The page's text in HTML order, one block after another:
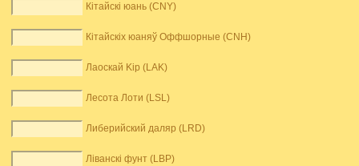
Кітайскі юань (CNY)
Кітайскіх юаняў Оффшорные (CNH)
Лаоскай Kip (LAK)
Лесота Лоти (LSL)
Либерийский даляр (LRD)
Ліванскі фунт (LBP)